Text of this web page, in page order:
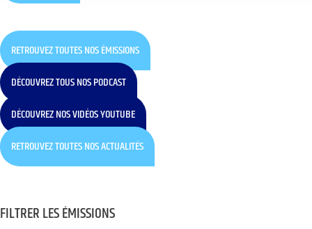
RETROUVEZ TOUTES NOS ÉMISSIONS
DÉCOUVREZ TOUS NOS PODCAST
DÉCOUVREZ NOS VIDÉOS YOUTUBE
RETROUVEZ TOUTES NOS ACTUALITÉS
FILTRER LES ÉMISSIONS